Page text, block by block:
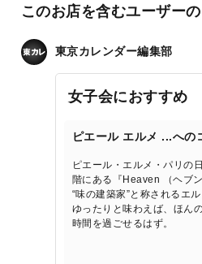
このお店を含むユーザー
東京カレンダー編集部
女子会におすすめ
ピエール エルメ ...への
ピエール・エルメ・パリの
階にある『Heaven （ヘブン
“味の建築家”と称されるエ
ゆったりと味わえば、ほん
時間を過ごせるはず。